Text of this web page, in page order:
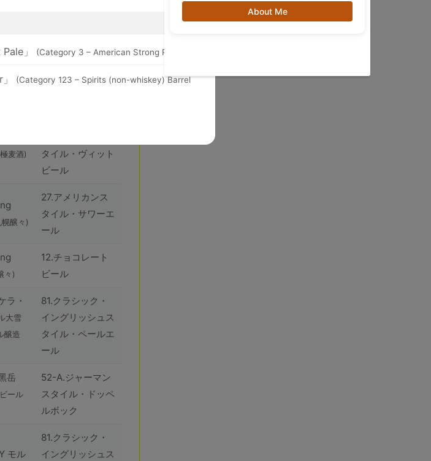
63.コンテンポラ
⻨酒)
タイル・ヴィット
ビール
幌醸々)
27.アメリカンス
タイル・サワーエ
ール
々)
12.チョコレート
ビール
ラ・
⼤雪
醸造
81.クラシック・
イングリッシュス
タイル・ペールエ
ール
岳
ール
52-A.ジャーマン
スタイル・ドッペ
ルボック
モル
81.クラシック・
イングリッシュス
」 (Category 3 – American Strong Pale Ale)
(Category 123 – Spirits (non-whiskey) Barrel
About Me